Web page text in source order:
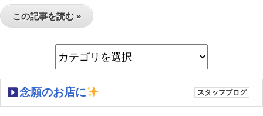
この記事を読む »
念願のお店に スタッフブログ